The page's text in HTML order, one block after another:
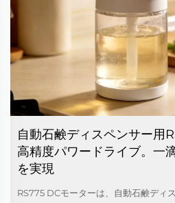
自動石鹸ディスペンサー用
高精度パワードライブ。一
を実現
RS775 DCモーターは、自動石鹸ディ